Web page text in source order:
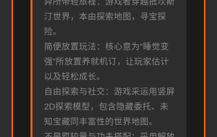
汀世界，本由探索地图，寻宝探
险。
简便放置玩法：核心意为“睡觉变
强”所放置养就机订，让玩家估计
以及轻松成长。
自由探索与社交：游戏采运用竖屏
2D探索模型，包含隐藏委托、未
知宝藏同丰富性的世界地图。